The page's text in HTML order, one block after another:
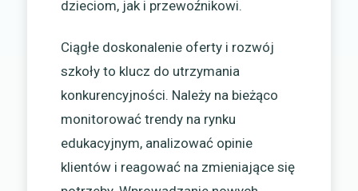
dzieciom, jak i przewoźnikowi.
Ciągłe doskonalenie oferty i rozwój
szkoły to klucz do utrzymania
konkurencyjności. Należy na bieżąco
monitorować trendy na rynku
edukacyjnym, analizować opinie
klientów i reagować na zmieniające się